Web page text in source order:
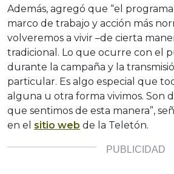
Además, agregó que “el
marco de trabajo y acción más
volveremos a vivir –de cierta
tradicional. Lo que ocurre con el
durante la campaña y la
particular. Es algo especial que
alguna u otra forma vivimos. Son
que sentimos de esta manera”,
en el sitio web de la Teletón.